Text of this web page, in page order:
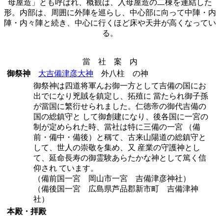
母屋造」とも呼ばれ、概観は、入母屋造の二棟を連結した
形。内部は、周囲に外陣を巡らし、中心部に向って中陣・内
陣・内々陣と続き、中心に行くほど床や天井が高くなってい
る。
當 社 案 内
御祭神
大吉備津彦大神 外八柱 の神
御祭神は四道将軍んお御一方として吉備の国にお
出でになり兇賊を鎮定し、拓殖に 當たられ御子孫
が當国に繁衍せられました。仁徳帝の御代吉備の
国の総鎮守と して御創建になり、後各国に一宮の
制が定められた時、當社は特に三備の一宮 （備
前・備中・備後）と稱て、古来山陽道の総鎮守と
して、世人の崇敬を集め、又 産業の守護神とし
て、延命長寿の御霊験あらたかな神として篤く信
仰され ています。
（備前国一宮 岡山市一宮 吉備津彦神社）
（備後国一宮 広島県芦品郡新市町 吉備津神
社）
本殿・拝殿